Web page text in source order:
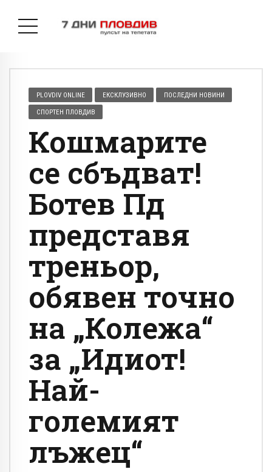
PLOVDIV ONLINE ЕКСКЛУЗИВНО ПОСЛЕДНИ НОВИНИ
СПОРТЕН ПЛОВДИВ
Кошмарите
се сбъдват!
Ботев Пд
представя
треньор,
обявен точно
на „Колежа“
за „Идиот!
Най-
големият
лъжец“